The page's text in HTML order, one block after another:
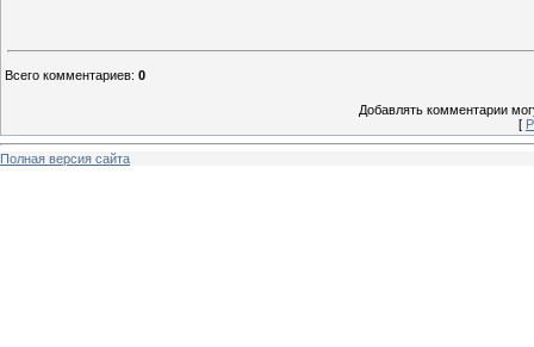
Всего комментариев: 0
Добавлять комментарии
[
Полная версия сайта